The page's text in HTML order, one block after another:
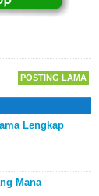
POSTING LAMA
Lengkap
Mana